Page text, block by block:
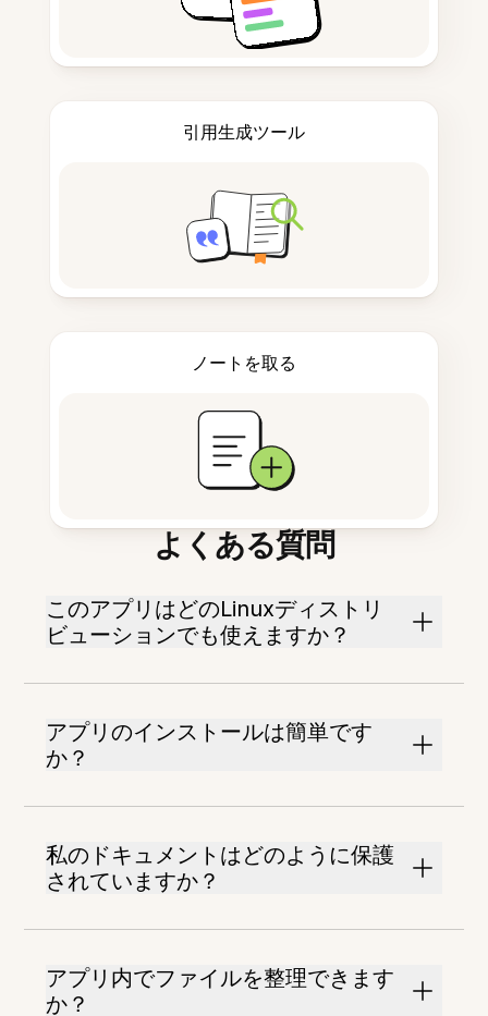
引用生成ツール
ノートを取る
よくある質問
このアプリはどのLinuxディストリ
ビューションでも使えますか？
アプリのインストールは簡単です
か？
私のドキュメントはどのように保護
されていますか？
アプリ内でファイルを整理できます
か？